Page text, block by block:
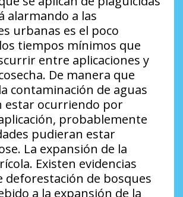
alarmando a las
urbanas es el poco
tiempos mínimos que
entre aplicaciones y
De manera que
contaminación de aguas
estar ocurriendo por
probablemente
pudieran estar
La expansión de la
Existen evidencias
deforestación de bosques
a la expansión de la